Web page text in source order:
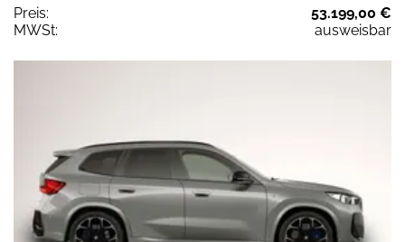
Preis:
53.199,00 €
MWSt:
ausweisbar